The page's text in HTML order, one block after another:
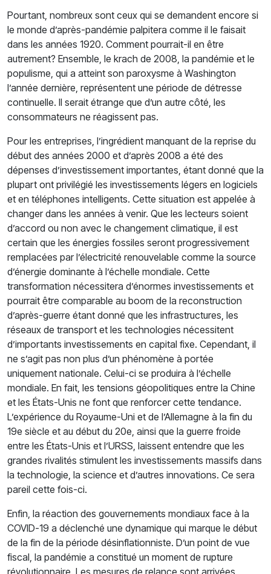
Pourtant, nombreux sont ceux qui se demandent encore si
le monde d’après-pandémie palpitera comme il le faisait
dans les années 1920. Comment pourrait-il en être
autrement? Ensemble, le krach de 2008, la pandémie et le
populisme, qui a atteint son paroxysme à Washington
l’année dernière, représentent une période de détresse
continuelle. Il serait étrange que d’un autre côté, les
consommateurs ne réagissent pas.
Pour les entreprises, l’ingrédient manquant de la reprise du
début des années 2000 et d’après 2008 a été des
dépenses d’investissement importantes, étant donné que la
plupart ont privilégié les investissements légers en logiciels
et en téléphones intelligents. Cette situation est appelée à
changer dans les années à venir. Que les lecteurs soient
d’accord ou non avec le changement climatique, il est
certain que les énergies fossiles seront progressivement
remplacées par l’électricité renouvelable comme la source
d’énergie dominante à l’échelle mondiale. Cette
transformation nécessitera d’énormes investissements et
pourrait être comparable au boom de la reconstruction
d’après-guerre étant donné que les infrastructures, les
réseaux de transport et les technologies nécessitent
d’importants investissements en capital fixe. Cependant, il
ne s’agit pas non plus d’un phénomène à portée
uniquement nationale. Celui-ci se produira à l’échelle
mondiale. En fait, les tensions géopolitiques entre la Chine
et les États-Unis ne font que renforcer cette tendance.
L’expérience du Royaume-Uni et de l’Allemagne à la fin du
19e siècle et au début du 20e, ainsi que la guerre froide
entre les États-Unis et l’URSS, laissent entendre que les
grandes rivalités stimulent les investissements massifs dans
la technologie, la science et d’autres innovations. Ce sera
pareil cette fois-ci.
Enfin, la réaction des gouvernements mondiaux face à la
COVID-19 a déclenché une dynamique qui marque le début
de la fin de la période désinflationniste. D’un point de vue
fiscal, la pandémie a constitué un moment de rupture
révolutionnaire. Les mesures de relance sont arrivées